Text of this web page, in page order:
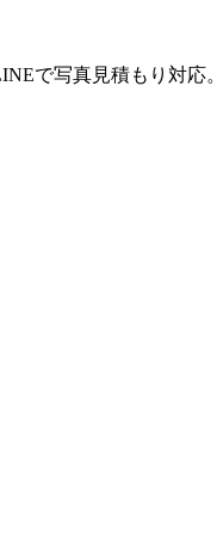
で写真見積もり対応。